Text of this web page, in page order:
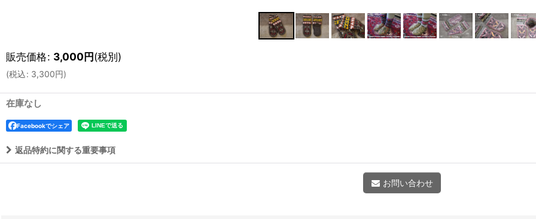
販売価格: 3,000円(税別)
(税込: 3,300円)
在庫なし
Facebookでシェア
返品特約に関する重要事項
お問い合わせ